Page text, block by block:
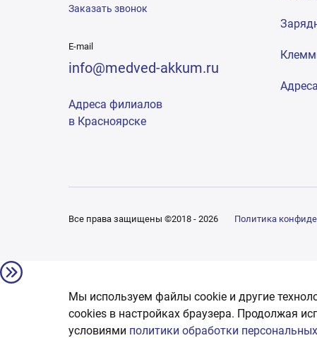
Заказать звонок
E-mail
info@medved-akkum.ru
Адреса филиалов
в Красноярске
Все права защищены ©2018 - 2026 Политика
Мы используем файлы cookie и другие
сookies в настройках браузера. Продолжая
условиями политики обработки